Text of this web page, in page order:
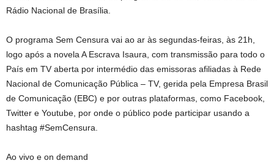
Rádio Nacional de Brasília.
O programa Sem Censura vai ao ar às segundas-feiras, às 21h,
logo após a novela A Escrava Isaura, com transmissão para todo o
País em TV aberta por intermédio das emissoras afiliadas à Rede
Nacional de Comunicação Pública – TV, gerida pela Empresa Brasil
de Comunicação (EBC) e por outras plataformas, como Facebook,
Twitter e Youtube, por onde o público pode participar usando a
hashtag #SemCensura.
Ao vivo e on demand